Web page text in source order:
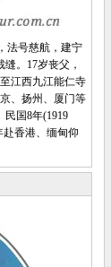
法号慈航，建宁
。17岁丧父，
江西九江能仁寺
、扬州、厦门等
国8年(1919
香港、缅甸仰